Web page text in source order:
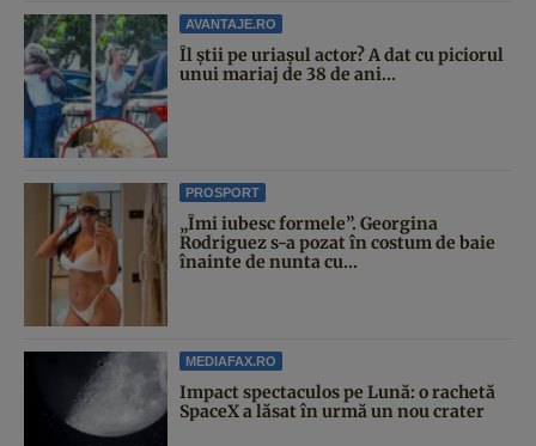
AVANTAJE.RO
Îl știi pe uriașul actor? A dat cu piciorul
unui mariaj de 38 de ani...
PROSPORT
„Îmi iubesc formele”. Georgina
Rodriguez s-a pozat în costum de baie
înainte de nunta cu...
MEDIAFAX.RO
Impact spectaculos pe Lună: o rachetă
SpaceX a lăsat în urmă un nou crater